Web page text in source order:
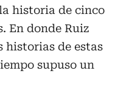
historia de cinco
En donde Ruiz
historias de estas
supuso un